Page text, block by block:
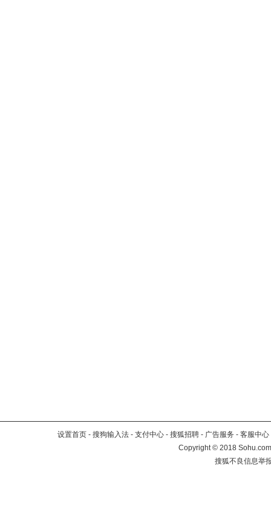
设置首页 - 搜狗输入法 - 支付中心 - 搜狐招聘 - 广告服务 - 客服中心
Copyright©2018
搜狐不良信息举